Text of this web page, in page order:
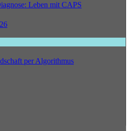
Leben mit CAPS
per Algorithmus